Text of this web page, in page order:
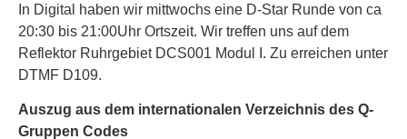
In Digital haben wir mittwochs eine D-Star Runde von ca
20:30 bis 21:00Uhr Ortszeit. Wir treffen uns auf dem
Reflektor Ruhrgebiet DCS001 Modul I. Zu erreichen unter
DTMF D109.
Auszug aus dem internationalen Verzeichnis des Q-
Gruppen Codes